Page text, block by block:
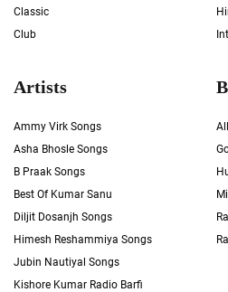
Classic
Club
Artists
Ammy Virk Songs
Asha Bhosle Songs
B Praak Songs
Best Of Kumar Sanu
Diljit Dosanjh Songs
Himesh Reshammiya Songs
Jubin Nautiyal Songs
Kishore Kumar Radio Barfi